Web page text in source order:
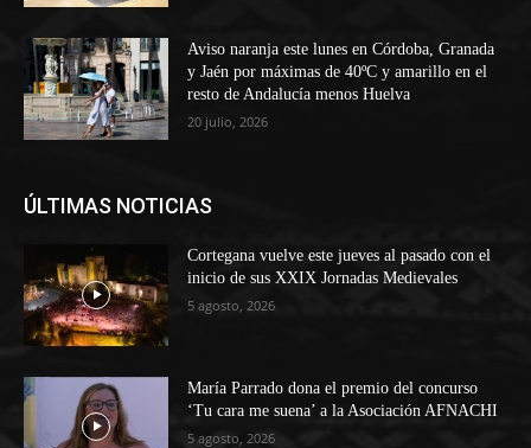
Aviso naranja este lunes en Córdoba, Granada
y Jaén por máximas de 40ºC y amarillo en el
resto de Andalucía menos Huelva
20 julio, 2026
ÚLTIMAS NOTICIAS
Cortegana vuelve este jueves al pasado con el
inicio de sus XXIX Jornadas Medievales
5 agosto, 2026
María Parrado dona el premio del concurso
‘Tu cara me suena’ a la Asociación AFNACHI
5 agosto, 2026